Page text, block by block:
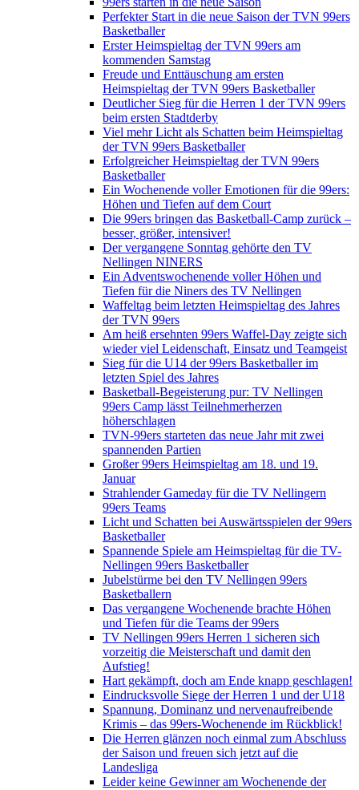
Perfekter Start in die neue Saison der TVN 99ers
Basketballer
Erster Heimspieltag der TVN 99ers am
kommenden Samstag
Freude und Enttäuschung am ersten
Heimspieltag der TVN 99ers Basketballer
Deutlicher Sieg für die Herren 1 der TVN 99ers
beim ersten Stadtderby
Viel mehr Licht als Schatten beim Heimspieltag
der TVN 99ers Basketballer
Erfolgreicher Heimspieltag der TVN 99ers
Basketballer
Ein Wochenende voller Emotionen für die 99ers:
Höhen und Tiefen auf dem Court
Die 99ers bringen das Basketball-Camp zurück –
besser, größer, intensiver!
Der vergangene Sonntag gehörte den TV
Nellingen NINERS
Ein Adventswochenende voller Höhen und
Tiefen für die Niners des TV Nellingen
Waffeltag beim letzten Heimspieltag des Jahres
der TVN 99ers
Am heiß ersehnten 99ers Waffel-Day zeigte sich
wieder viel Leidenschaft, Einsatz und Teamgeist
Sieg für die U14 der 99ers Basketballer im
letzten Spiel des Jahres
Basketball-Begeisterung pur: TV Nellingen
99ers Camp lässt Teilnehmerherzen
höherschlagen
TVN-99ers starteten das neue Jahr mit zwei
spannenden Partien
Großer 99ers Heimspieltag am 18. und 19.
Januar
Strahlender Gameday für die TV Nellingern
99ers Teams
Licht und Schatten bei Auswärtsspielen der 99ers
Basketballer
Spannende Spiele am Heimspieltag für die TV-
Nellingen 99ers Basketballer
Jubelstürme bei den TV Nellingen 99ers
Basketballern
Das vergangene Wochenende brachte Höhen
und Tiefen für die Teams der 99ers
TV Nellingen 99ers Herren 1 sicheren sich
vorzeitig die Meisterschaft und damit den
Aufstieg!
Hart gekämpft, doch am Ende knapp geschlagen!
Eindrucksvolle Siege der Herren 1 und der U18
Spannung, Dominanz und nervenaufreibende
Krimis – das 99ers-Wochenende im Rückblick!
Die Herren glänzen noch einmal zum Abschluss
der Saison und freuen sich jetzt auf die
Landesliga
Leider keine Gewinner am Wochenende der